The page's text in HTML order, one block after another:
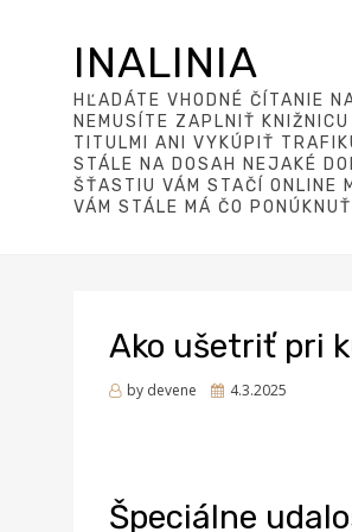
INALINIA
HĽADÁTE VHODNÉ ČÍTANIE
NEMUSÍTE ZAPLNIŤ KNIŽNICU
TITULMI ANI VYKÚPIŤ
STÁLE NA DOSAH NEJAKÉ
ŠŤASTIU VÁM STAČÍ ONLINE
VÁM STÁLE MÁ ČO
Ako ušetriť pri
by devene
Posted
4.3.2025
Špeciálne